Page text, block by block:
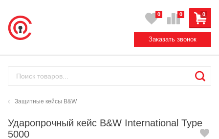
0
0 0
Заказать звонок
Защитные кейсы B&W
Ударопрочный кейс B&W International Type
5000